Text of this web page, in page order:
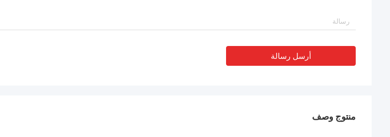
أرسل رسالة
منتوج وصف